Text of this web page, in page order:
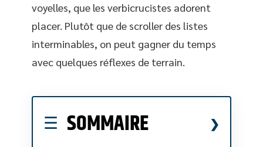
voyelles, que les verbicrucistes adorent
placer. Plutôt que de scroller des listes
interminables, on peut gagner du temps
avec quelques réflexes de terrain.
SOMMAIRE